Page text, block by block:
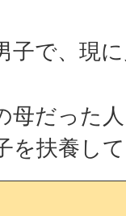
子で、現
母だった
を扶養し